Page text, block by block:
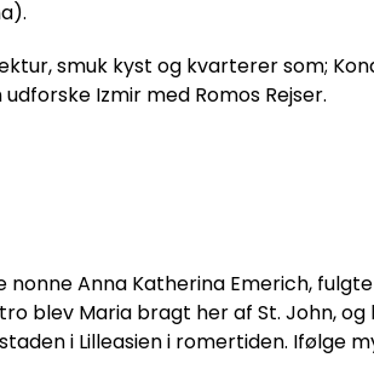
smuk kyst og kvarterer som;
Izmir med Romos Rejser.
Anna Katherina Emerich,
blev Maria bragt her af St. John, og
i Lilleasien i romertiden. Ifølge